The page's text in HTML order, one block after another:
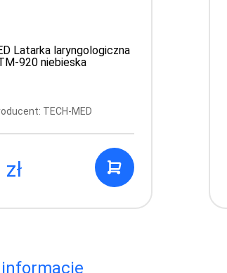
elektroniczny
ucha i czoła IT-901
HYDREX DIAGNOSTICS
informacje